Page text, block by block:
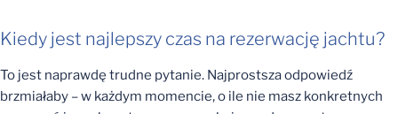
Kiedy jest najlepszy czas na rezerwację jachtu?
To jest naprawdę trudne pytanie. Najprostsza odpowiedź
brzmiałaby – w każdym momencie, o ile nie masz konkretnych